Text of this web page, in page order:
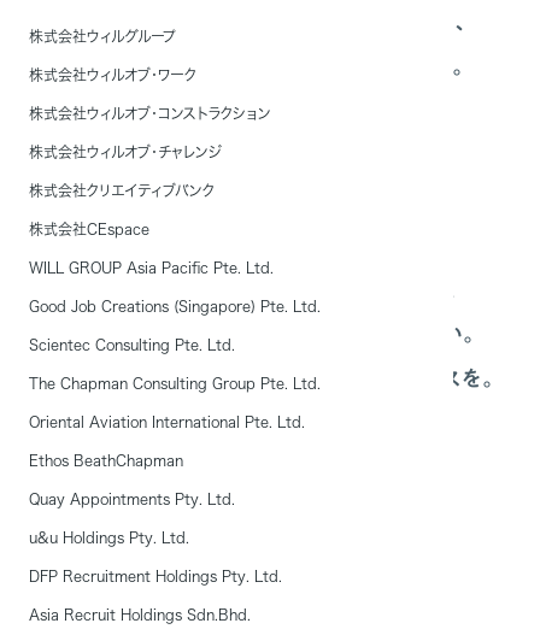
株式会社ウィルグループ
株式会社ウィルオブ・ワーク
株式会社ウィルオブ・コンストラクション
株式会社ウィルオブ・チャレンジ
株式会社クリエイティブバンク
株式会社CEspace
WILL GROUP Asia Pacific Pte. Ltd.
Good Job Creations (Singapore) Pte. Ltd.
Scientec Consulting Pte. Ltd.
The Chapman Consulting Group Pte. Ltd.
Oriental Aviation International Pte. Ltd.
Ethos BeathChapman
Quay Appointments Pty. Ltd.
u&u Holdings Pty. Ltd.
DFP Recruitment Holdings Pty. Ltd.
Asia Recruit Holdings Sdn.Bhd.
その瞬間に何度も出会ってきた私たちは、
誰よりも強く、⼈の可能性を信じている。
だからこそ、私たちはあらゆる⼈に、
変化のきっかけを与えたい。
仕事や、学びの場で。
遊びや暮らしの、様々なシーンで。
育み、発揮できる機会をつくりつづけたい。
⼈に、企業に、世の中に、変⾰するチャンスを。
ブランドビジョンについて